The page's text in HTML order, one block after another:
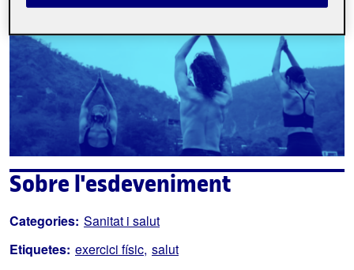
Sobre l'esdeveniment
Categories: Sanitat i salut
Etiquetes: exercici físic salut